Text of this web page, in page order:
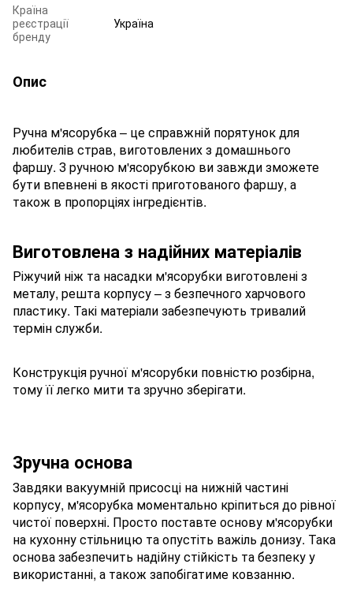
Країна
реєстрації
бренду
Україна
Опис
Ручна м'ясорубка – це справжній порятунок для
любителів страв, виготовлених з домашнього
фаршу. З ручною м'ясорубкою ви завжди зможете
бути впевнені в якості приготованого фаршу, а
також в пропорціях інгредієнтів.
Виготовлена з надійних матеріалів
Ріжучий ніж та насадки м'ясорубки виготовлені з
металу, решта корпусу – з безпечного харчового
пластику. Такі матеріали забезпечують тривалий
термін служби.
Конструкція ручної м'ясорубки повністю розбірна,
тому її легко мити та зручно зберігати.
Зручна основа
Завдяки вакуумній присосці на нижній частині
корпусу, м'ясорубка моментально кріпиться до рівної
чистої поверхні. Просто поставте основу м'ясорубки
на кухонну стільницю та опустіть важіль донизу. Така
основа забезпечить надійну стійкість та безпеку у
використанні, а також запобігатиме ковзанню.